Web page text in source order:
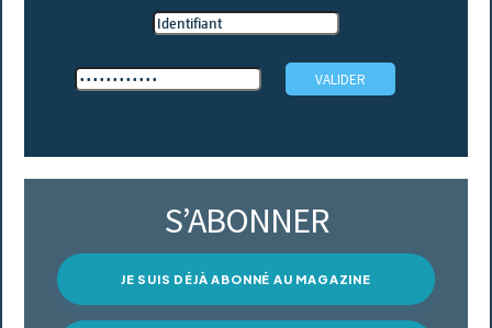
S’ABONNER
JE SUIS DÉJÀ ABONNÉ AU MAGAZINE